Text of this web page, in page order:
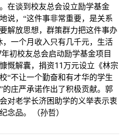
法规
我们
在谈到校友总会设立励学基金
说，“这件事非常重要，是关系
解放思想，群策群力把这件事办
，一个月收入只有几千元，生活
年初校友总会启动励学基金项目
慨解囊，捐资11万元设立《林宗
“不让一个勤奋和有才华的学生
的庄严承诺作出了积极贡献。郭
对老学长济困助学的义举表示衷
念品。
（孙哲）